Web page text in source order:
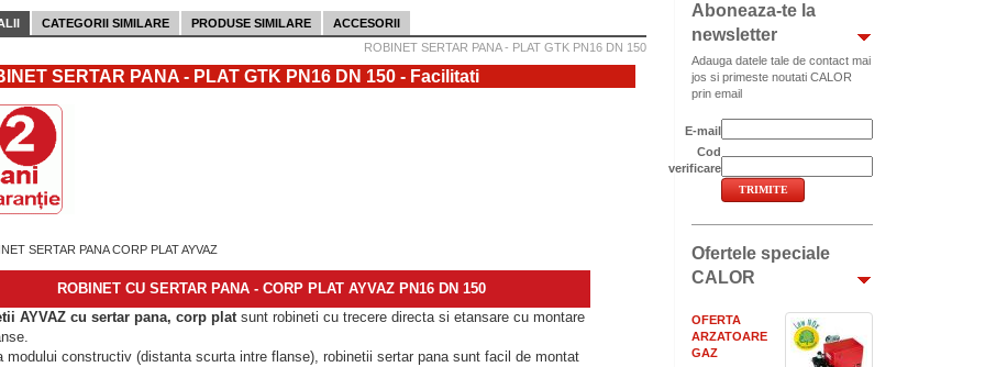
CATEGORII SIMILARE PRODUSE SIMILARE
ACCESORII
ROBINET SERTAR PANA - PLAT GTK PN16 DN 150
SERTAR PANA - PLAT GTK PN16 DN 150 - Facilitati
ROBINET CU SERTAR PANA - CORP PLAT AYVAZ PN16 DN 150
AYVAZ cu sertar pana, corp platsunt robineti cu trecere directa si etansare cu montare
modului constructiv (distanta scurta intre flanse), robinetii sertar pana sunt facil de montat
Aboneaza-te la
newsletter
Adauga datele tale de contact mai
jos si primeste noutati CALOR
prin email
E-mail
Cod
verificare
Ofertele speciale
CALOR
OFERTA
ARZATOARE
GAZ